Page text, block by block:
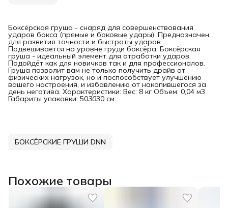
Боксёрская груша - снаряд для совершенствования
ударов бокса (прямые и боковые удары). Предназначен
для развития точности и быстроты ударов.
Подвешивается на уровне груди боксёра. Боксёрская
груша - идеальный элемент для отработки ударов.
Подойдёт как для новичков так и для профессионалов.
Груша позволит вам не только получить драйв от
физических нагрузок, но и поспособствует улучшению
вашего настроения, и избавлению от накопившегося за
день негатива. Характеристики: Вес: 8 кг Объем: 0,04 м3
Габариты упаковки: 503030 см
БОКСЁРСКИЕ ГРУШИ DNN
Похожие товары